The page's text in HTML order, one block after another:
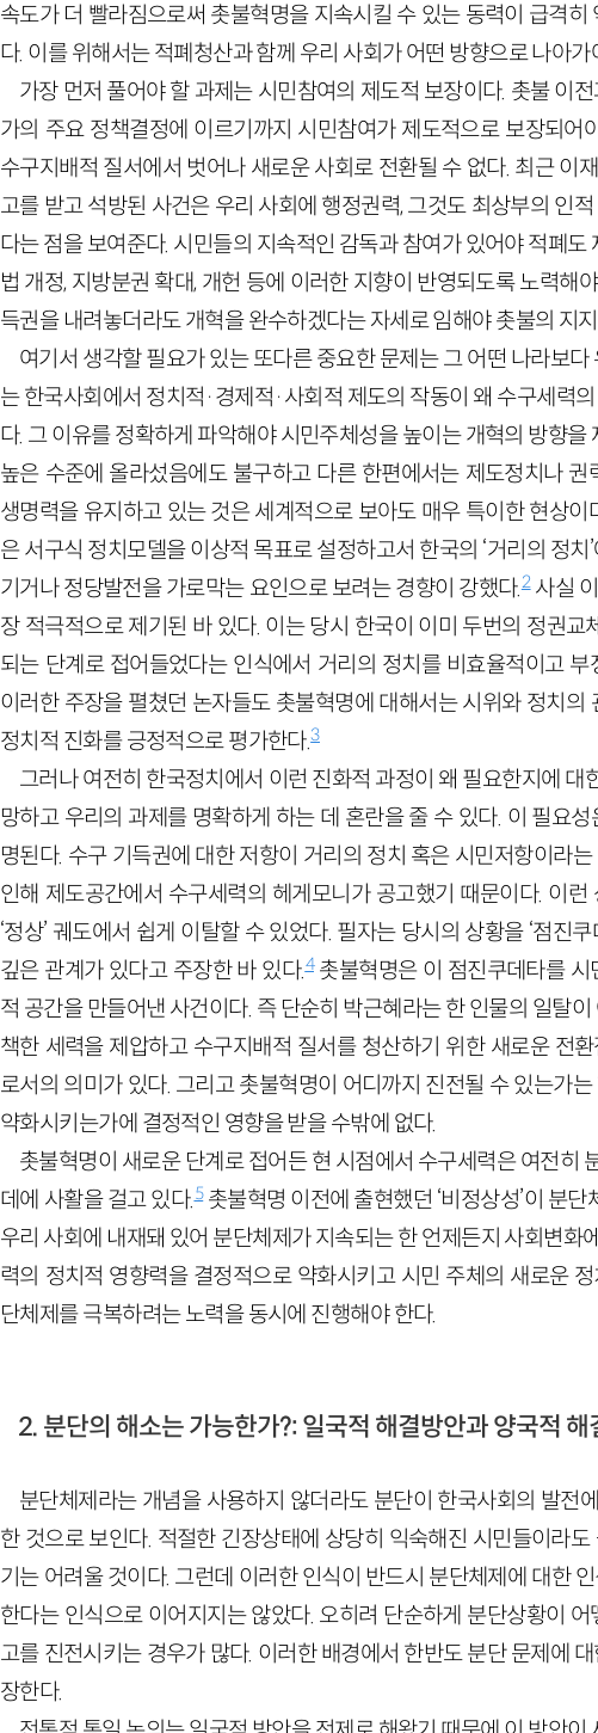
속도가 더 빨라짐으로써 촛불혁명을 지속시킬 수 있는 동력이 급격
다. 이를 위해서는 적폐청산과 함께 우리 사회가 어떤 방향으로 나아
가장 먼저 풀어야 할 과제는 시민참여의 제도적 보장이다. 촛불 이
가의 주요 정책결정에 이르기까지 시민참여가 제도적으로 보장되어
수구지배적 질서에서 벗어나 새로운 사회로 전환될 수 없다. 최근 이
고를 받고 석방된 사건은 우리 사회에 행정권력, 그것도 최상부의 인
다는 점을 보여준다. 시민들의 지속적인 감독과 참여가 있어야 적폐
법 개정, 지방분권 확대, 개헌 등에 이러한 지향이 반영되도록 노력해
득권을 내려놓더라도 개혁을 완수하겠다는 자세로 임해야 촛불의 지
여기서 생각할 필요가 있는 또다른 중요한 문제는 그 어떤 나라보
는 한국사회에서 정치적 ·경제적 ·사회적 제도의 작동이 왜 수구세력
다. 그 이유를 정확하게 파악해야 시민주체성을 높이는 개혁의 방향을
높은 수준에 올라섰음에도 불구하고 다른 한편에서는 제도정치나
생명력을 유지하고 있는 것은 세계적으로 보아도 매우 특이한 현상
은 서구식 정치모델을 이상적 목표로 설정하고서 한국의 ‘거리의 정
기거나 정당발전을 가로막는 요인으로 보려는 경향이 강했다.2사실
장 적극적으로 제기된 바 있다. 이는 당시 한국이 이미 두번의 정권교
되는 단계로 접어들었다는 인식에서 거리의 정치를 비효율적이고
이러한 주장을 펼쳤던 논자들도 촛불혁명에 대해서는 시위와 정치
정치적 진화를 긍정적으로 평가한다.3
그러나 여전히 한국정치에서 이런 진화적 과정이 왜 필요한지에 대
망하고 우리의 과제를 명확하게 하는 데 혼란을 줄 수 있다. 이 필요
명된다. 수구 기득권에 대한 저항이 거리의 정치 혹은 시민저항이라
인해 제도공간에서 수구세력의 헤게모니가 공고했기 때문이다. 이
‘정상’ 궤도에서 쉽게 이탈할 수 있었다. 필자는 당시의 상황을 ‘점진
깊은 관계가 있다고 주장한 바 있다.4촛불혁명은 이 점진쿠데타를 시
적 공간을 만들어낸 사건이다. 즉 단순히 박근혜라는 한 인물의 일탈
책한 세력을 제압하고 수구지배적 질서를 청산하기 위한 새로운 전
로서의 의미가 있다. 그리고 촛불혁명이 어디까지 진전될 수 있는가
약화시키는가에 결정적인 영향을 받을 수밖에 없다.
촛불혁명이 새로운 단계로 접어든 현 시점에서 수구세력은 여전히
데에 사활을 걸고 있다.5촛불혁명 이전에 출현했던 ‘비정상성’이 분단
우리 사회에 내재돼 있어 분단체제가 지속되는 한 언제든지 사회변화
력의 정치적 영향력을 결정적으로 약화시키고 시민 주체의 새로운
단체제를 극복하려는 노력을 동시에 진행해야 한다.
2. 분단의 해소는 가능한가?: 일국적 해결방안과 양국적 해
분단체제라는 개념을 사용하지 않더라도 분단이 한국사회의 발전
한 것으로 보인다. 적절한 긴장상태에 상당히 익숙해진 시민들이라
기는 어려울 것이다. 그런데 이러한 인식이 반드시 분단체제에 대한
한다는 인식으로 이어지지는 않았다. 오히려 단순하게 분단상황이
고를 진전시키는 경우가 많다. 이러한 배경에서 한반도 분단 문제에
장한다.